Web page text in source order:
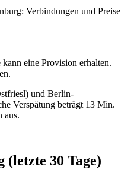
Verbindungen und Preise
eine Provision erhalten.
und Berlin-
Verspätung beträgt 13 Min.
aus.
(letzte 30 Tage)